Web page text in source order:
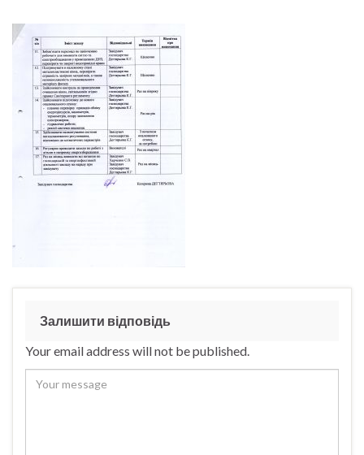
Залишити відповідь
Your email address will not be published.